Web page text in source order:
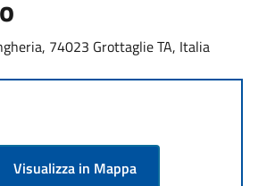
74023 Grottaglie TA, Italia
Visualizza in Mappa